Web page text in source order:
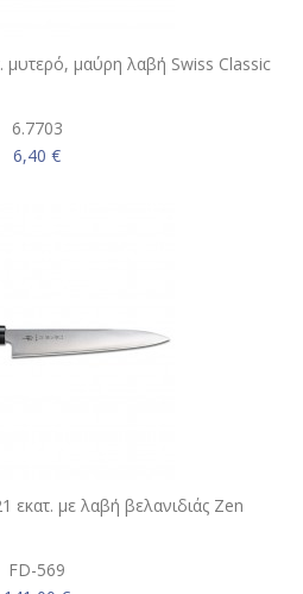
μυτερό, μαύρη λαβή Swiss Classic
6.7703
6,40 €
εκατ. με λαβή βελανιδιάς Zen
FD-569